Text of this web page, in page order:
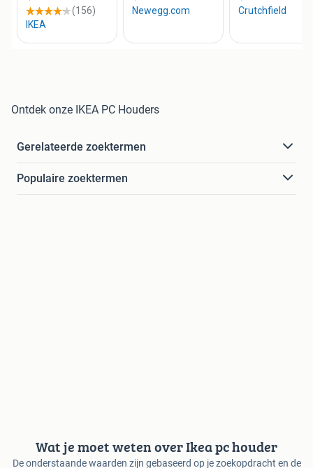
Ontdek onze IKEA PC Houders
Gerelateerde zoektermen
Populaire zoektermen
Wat je moet weten over Ikea pc houder
De onderstaande waarden zijn gebaseerd op je zoekopdracht en de